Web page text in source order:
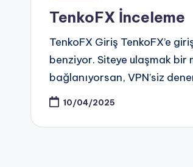
TenkoFX İnceleme
TenkoFX Giriş TenkoFX’e
benziyor. Siteye ulaşmak bir
bağlanıyorsan, VPN’siz
10/04/2025